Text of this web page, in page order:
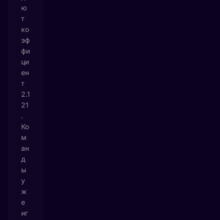
ю
т
ко
эф
фи
ци
ен
т
2.1
21
.
Ко
м
ан
д
ы
у
ж
е
иг